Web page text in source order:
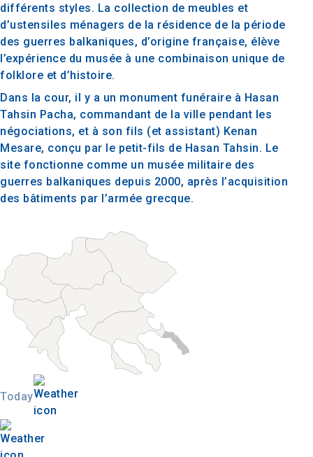
différents styles. La collection de meubles et
d’ustensiles ménagers de la résidence de la période
des guerres balkaniques, d’origine française, élève
l’expérience du musée à une combinaison unique de
folklore et d’histoire.
Dans la cour, il y a un monument funéraire à Hasan
Tahsin Pacha, commandant de la ville pendant les
négociations, et à son fils (et assistant) Kenan
Mesare, conçu par le petit-fils de Hasan Tahsin. Le
site fonctionne comme un musée militaire des
guerres balkaniques depuis 2000, après l’acquisition
des bâtiments par l’armée grecque.
Today